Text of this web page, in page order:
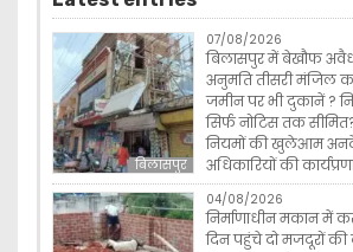
बिलासपुर
07/08/2026
बिलासपुर में बेखौफ अवैध
अनुमति तीसरी मंजिल
जमीन पर भी दुकानें ?
सिर्फ नोटिस तक
नियमों की खुलेआम
अधिकारियों की
04/08/2026
निर्माणाधीन मकान में
दिन पहुंचे दो मजदूरों की